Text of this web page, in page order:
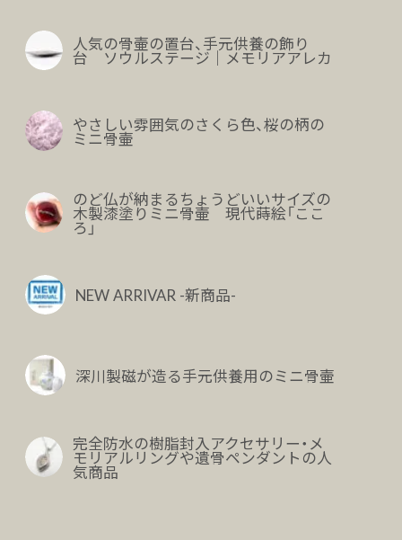
人気の骨壷の置台、手元供養の飾り
台 ソウルステージ｜メモリアアレカ
やさしい雰囲気のさくら色、桜の柄の
ミニ骨壷
のど仏が納まるちょうどいいサイズの
木製漆塗りミニ骨壷 現代蒔絵「ここ
ろ」
NEW ARRIVAR -新商品-
深川製磁が造る手元供養用のミニ骨壷
完全防水の樹脂封入アクセサリー・メ
モリアルリングや遺骨ペンダントの人
気商品